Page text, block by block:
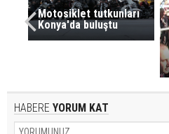
Motosiklet tutkunları
Konya'da buluştu
HABERE YORUM KAT